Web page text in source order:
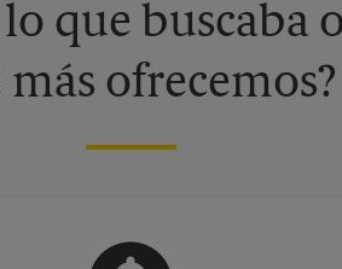
que buscaba
más ofrecemos?